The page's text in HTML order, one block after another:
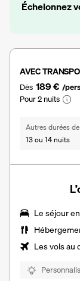
Échelonnez
AVEC
Dès 189 € /pers
Pour 2 nuits
Autres durées
13 ou 14 nuits
Le séjour en
Les vols au